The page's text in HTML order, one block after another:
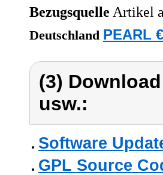
Bezugsquelle Artikel
Deutschland PEARL
(3)
usw.:
Software
GPL Source